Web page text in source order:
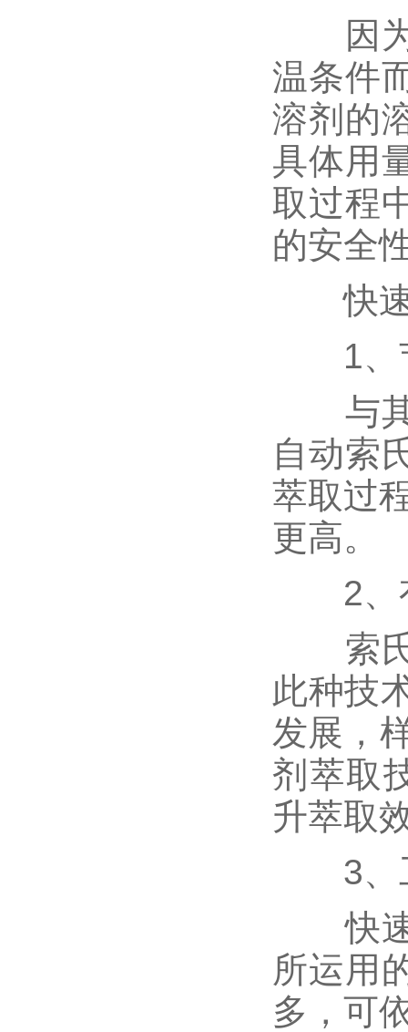
因为
温条件
溶剂的
具体用
取过程
的安全
快速
1、
与其
自动索
萃取过
更高。
2、有
索氏
此种技
发展，
剂萃取
升萃取
3、
快速
所运用
多，可